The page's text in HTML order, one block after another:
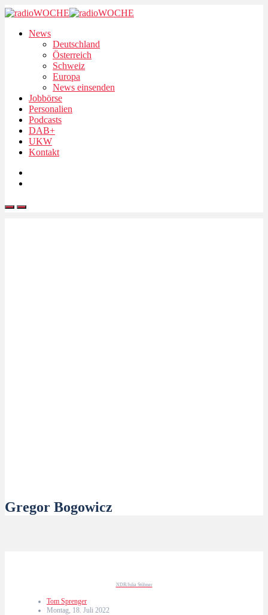
News
Deutschland
Österreich
Schweiz
Europa
News einsenden
Jobbörse
Personalien
Podcasts
DAB+
UKW
Kontakt
Gregor Bogowicz
NDR/Julia Stübner
Tom Sprenger
Montag, 18. Juli 2022